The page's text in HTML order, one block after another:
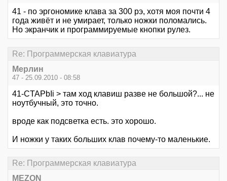
41 - по эргономике клава за 300 рэ, хотя моя почти 4
года живёт и не умирает, только ножки поломались.
Но экранчик и программируемые кнопки рулез.
Re: Программерская клавиатура
Мерлин
47 - 25.09.2010 - 08:58
41-CTAPbIi > там ход клавиш разве не большой?... не
ноутбучный, это точно.
вроде как подсветка есть. это хорошо.
И ножки у таких больших клав почему-то маленькие.
Re: Программерская клавиатура
MEZON